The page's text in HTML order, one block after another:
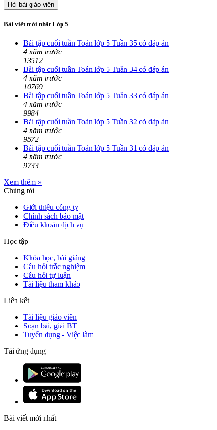
Hỏi bài giáo viên
Bài viết mới nhất Lớp 5
Bài tập cuối tuần Toán lớp 5 Tuần 35 có đáp án
4 năm trước
13512
Bài tập cuối tuần Toán lớp 5 Tuần 34 có đáp án
4 năm trước
10769
Bài tập cuối tuần Toán lớp 5 Tuần 33 có đáp án
4 năm trước
9984
Bài tập cuối tuần Toán lớp 5 Tuần 32 có đáp án
4 năm trước
9572
Bài tập cuối tuần Toán lớp 5 Tuần 31 có đáp án
4 năm trước
9733
Xem thêm »
Chúng tôi
Giới thiệu công ty
Chính sách bảo mật
Điều khoản dịch vụ
Học tập
Khóa học, bài giảng
Câu hỏi trắc nghiệm
Câu hỏi tự luận
Tài liệu tham khảo
Liên kết
Tài liệu giáo viên
Soạn bài, giải BT
Tuyển dụng - Việc làm
Tải ứng dụng
Bài viết mới nhất